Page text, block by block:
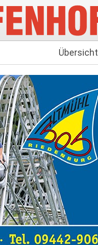
Übersicht